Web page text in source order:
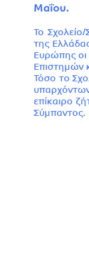
Μαΐου.
Το
της
Ευρώπης οι
Επιστημών
Τόσο το
επίκαιρο
Σύμπαντος.